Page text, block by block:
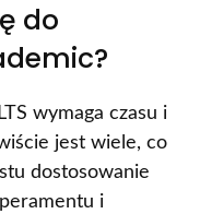
do
wymaga czasu i
jest wiele, co
dostosowanie
i